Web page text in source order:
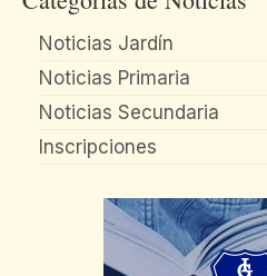
Noticias Jardín
Noticias Primaria
Noticias Secundaria
Inscripciones